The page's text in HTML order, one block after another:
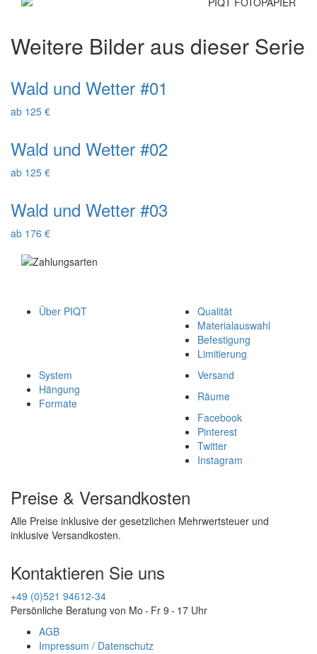
Weitere Bilder aus dieser Serie
Wald und Wetter #01
ab 125 €
Wald und Wetter #02
ab 125 €
Wald und Wetter #03
ab 176 €
Über PIQT
Qualität
Materialauswahl
Befestigung
Limitierung
System
Hängung
Formate
Versand
Räume
Facebook
Pinterest
Twitter
Instagram
Preise & Versandkosten
Alle Preise inklusive der gesetzlichen Mehrwertsteuer und
inklusive Versandkosten.
Kontaktieren Sie uns
+49 (0)521 94612-34
Persönliche Beratung von Mo - Fr 9 - 17 Uhr
AGB
Impressum / Datenschutz